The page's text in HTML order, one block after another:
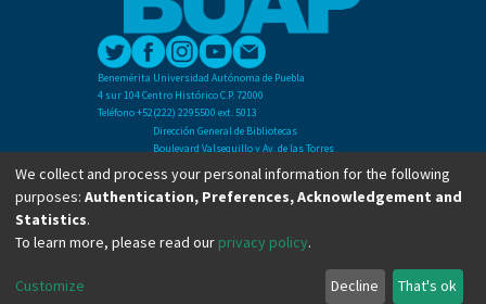
Benemérita Universidad Autónoma de Puebla
4 sur 104 Centro Histórico C.P. 72000
Teléfono +52(222) 2295500 ext. 5013
Dirección General de Bibliotecas
Boulevard Valsequillo y Av. de las Torres
Ciudad Universitaria. Col. San Manuel
C.P. 72570
Teléfono +52 (222) 2295500 Ext 2901
Copyright © Dirección General de Bibliotecas - BUAP 2024. All right reserved.
We collect and process your personal information for the following
purposes: Authentication, Preferences, Acknowledgement and
Statistics.
To learn more, please read our privacy policy.
Customize Decline That's ok